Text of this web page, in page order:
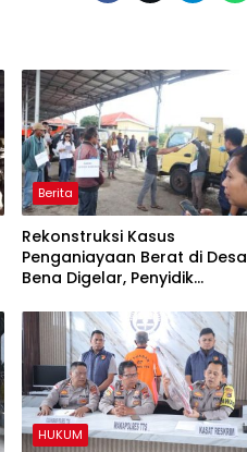
Berita
Rekonstruksi Kasus
Penganiayaan Berat di Desa
Bena Digelar, Penyidik
HUKUM